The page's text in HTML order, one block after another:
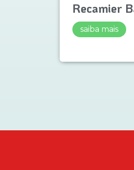
Recamier
saiba mais